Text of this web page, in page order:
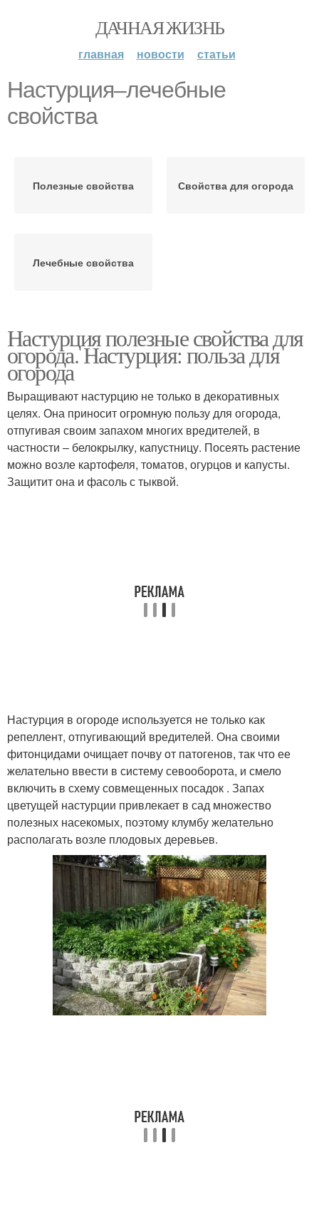
ДАЧНАЯ ЖИЗНЬ
главная новости статьи
Настурция–лечебные
свойства
Полезные свойства Свойства для огорода
Лечебные свойства
Настурция полезные свойства для
огорода. Настурция: польза для
огорода
Выращивают настурцию не только в декоративных
целях. Она приносит огромную пользу для огорода,
отпугивая своим запахом многих вредителей, в
частности – белокрылку, капустницу. Посеять растение
можно возле картофеля, томатов, огурцов и капусты.
Защитит она и фасоль с тыквой.
Настурция в огороде используется не только как
репеллент, отпугивающий вредителей. Она своими
фитонцидами очищает почву от патогенов, так что ее
желательно ввести в систему севооборота, и смело
включить в схему совмещенных посадок . Запах
цветущей настурции привлекает в сад множество
полезных насекомых, поэтому клумбу желательно
располагать возле плодовых деревьев.